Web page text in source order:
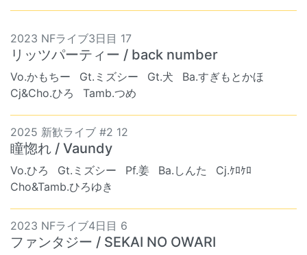
2023 NFライブ3日目 17
リッツパーティー / back number
Vo.かもちー Gt.ミズシー Gt.犬
Ba.すぎもとかほ
Cj&Cho.ひろ
Tamb.つめ
2025 新歓ライブ #2 12
瞳惚れ / Vaundy
Vo.ひろ Gt.ミズシー Pf.姜 Ba.しんた
Cj.ｹﾛｹﾛ
Cho&Tamb.ひろゆき
2023 NFライブ4日目 6
ファンタジー / SEKAI NO OWARI